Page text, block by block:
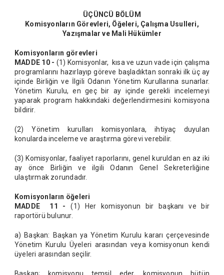
ÜÇÜNCÜ BÖLÜM
Komisyonların Görevleri, Öğeleri, Çalışma Usulleri,
Yazışmalar ve Mali Hükümler
Komisyonların görevleri
MADDE 10 - (1) Komisyonlar, kısa ve uzun vade için çalışma
programlarını hazırlayıp göreve başladıktan sonraki ilk üç ay
içinde Birliğin ve İlgili Odanın Yönetim Kurullarına sunarlar.
Yönetim Kurulu, en geç bir ay içinde gerekli incelemeyi
yaparak program hakkındaki değerlendirmesini komisyona
bildirir.
(2) Yönetim kurulları komisyonlara, ihtiyaç duyulan
konularda inceleme ve araştırma görevi verebilir.
(3) Komisyonlar, faaliyet raporlarını, genel kuruldan en az iki
ay önce Birliğin ve ilgili Odanın Genel Sekreterliğine
ulaştırmak zorundadır.
Komisyonların öğeleri
MADDE 11 -
(1) Her komisyonun bir başkanı ve bir
raportörü bulunur.
a) Başkan: Başkan ya Yönetim Kurulu kararı çerçevesinde
Yönetim Kurulu Üyeleri arasından veya komisyonun kendi
üyeleri arasından seçilir.